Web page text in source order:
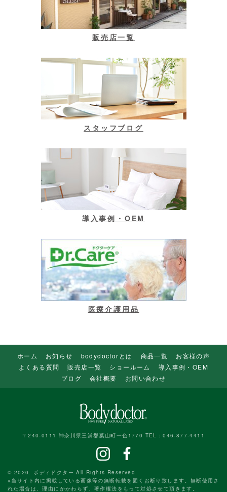
販売店一覧
スタッフブログ
導入事例・OEM
医療介護用品
ホーム お知らせ bodydoctorとは 商品一覧
お客様の声
よくある質問
販売店一覧 ショールーム
導入事例・OEM
ブログ
会社概要 お問い合わせ
〒240-0111 神奈川県三浦郡葉山町一色1770 TEL：046-877-4411
© 2020. ボディドクター All Rights Reserved.
※当サイト内に掲載している画像等の無断転載を固くお断り致します。無断使用さ
れた場合は、理由にかかわらず、著作権法をもって対処させて頂きます。